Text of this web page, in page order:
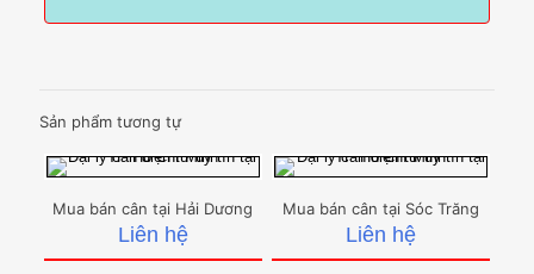
Sản phẩm tương tự
Mua bán cân tại Hải Dương
Liên hệ
Mua bán cân tại Sóc Trăng
Liên hệ